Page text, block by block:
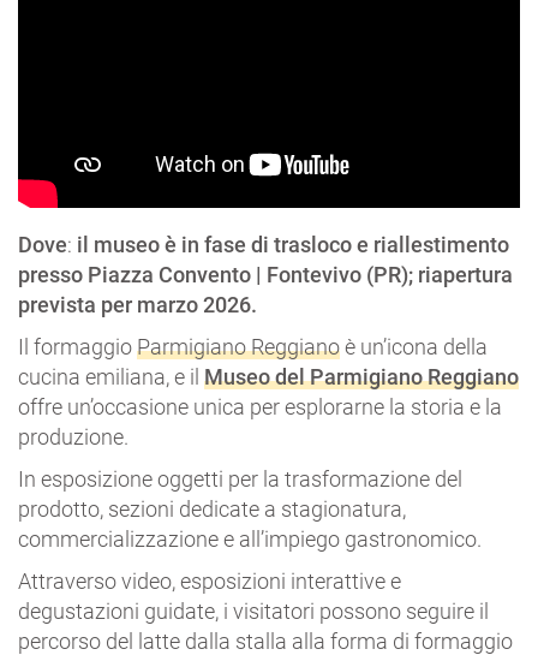
Dove: il museo è in fase di trasloco e riallestimento
presso Piazza Convento | Fontevivo (PR); riapertura
prevista per marzo 2026.
Il formaggioParmigiano Reggianoè un’icona della
cucina emiliana, e il Museo del Parmigiano Reggiano
offre un’occasione unica per esplorarne la storia e la
produzione.
In esposizione oggetti per la trasformazione del
prodotto, sezioni dedicate a stagionatura,
commercializzazione e all’impiego gastronomico.
Attraverso video, esposizioni interattive e
degustazioni guidate, i visitatori possono seguire il
percorso del latte dalla stalla alla forma di formaggio